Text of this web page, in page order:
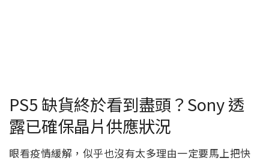
PS5 缺貨終於看到盡頭？Sony 透
露已確保晶片供應狀況
眼看疫情緩解，似乎也沒有太多理由一定要馬上把快